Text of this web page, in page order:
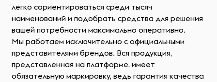
легко сориентироваться среди тысяч
наименований и подобрать средства для решения
вашей потребности максимально оперативно.
Мы работаем исключительно с официальными
представителями брендов. Вся продукция,
представленная на платформе, имеет
обязательную маркировку, ведь гарантия качества